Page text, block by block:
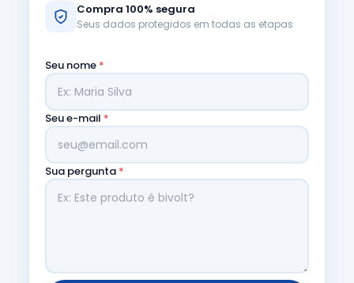
Compra 100% segura
Seus dados protegidos em todas as etapas
Seu nome *
Seu e-mail *
Sua pergunta *